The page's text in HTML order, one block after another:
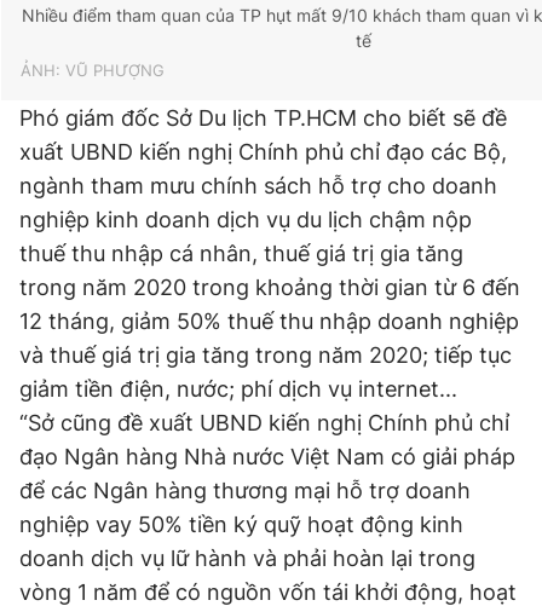
Nhiều điểm tham quan của TP hụt mất 9/10 khách tham quan vì
tế
ẢNH: VŨ PHƯỢNG
Phó giám đốc Sở Du lịch TP.HCM cho biết sẽ đề
xuất UBND kiến nghị Chính phủ chỉ đạo các Bộ,
ngành tham mưu chính sách hỗ trợ cho doanh
nghiệp kinh doanh dịch vụ du lịch chậm nộp
thuế thu nhập cá nhân, thuế giá trị gia tăng
trong năm 2020 trong khoảng thời gian từ 6 đến
12 tháng, giảm 50% thuế thu nhập doanh nghiệp
và thuế giá trị gia tăng trong năm 2020; tiếp tục
giảm tiền điện, nước; phí dịch vụ internet...
“Sở cũng đề xuất UBND kiến nghị Chính phủ chỉ
đạo Ngân hàng Nhà nước Việt Nam có giải pháp
để các Ngân hàng thương mại hỗ trợ doanh
nghiệp vay 50% tiền ký quỹ hoạt động kinh
doanh dịch vụ lữ hành và phải hoàn lại trong
vòng 1 năm để có nguồn vốn tái khởi động, hoạt